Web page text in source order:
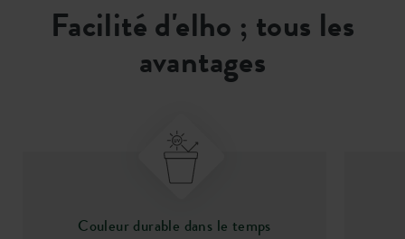
Facilité d'elho ; tous les
avantages
Couleur durable dans le temps